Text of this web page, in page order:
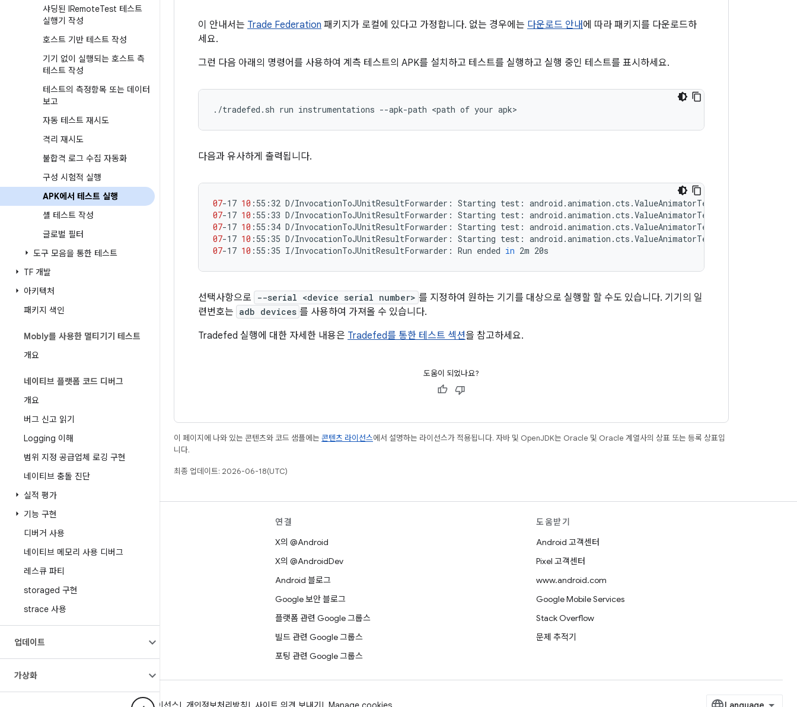
샤딩된 IRemoteTest 테스트
실행기 작성
호스트 기반 테스트 작성
기기 없이 실행되는 호스트 측
테스트 작성
테스트의 측정항목 또는 데이터
보고
자동 테스트 재시도
격리 재시도
불합격 로그 수집 자동화
구성 시험적 실행
APK에서 테스트 실행
셸 테스트 작성
글로벌 필터
도구 모음을 통한 테스트
TF 개발
아키텍처
패키지 색인
Mobly를 사용한 멀티기기 테스트
개요
네이티브 플랫폼 코드 디버그
개요
버그 신고 읽기
Logging 이해
범위 지정 공급업체 로깅 구현
네이티브 충돌 진단
실적 평가
기능 구현
디버거 사용
네이티브 메모리 사용 디버그
레스큐 파티
storaged 구현
strace 사용
업데이트
가상화
이 안내서는 Trade Federation 패키지가 로컬에 있다고 가정합니다. 없는 경우에는 다운로드 안내 에 따라 패키지를 다운로드하
세요.
그런 다음 아래의 명령어를 사용하여 계측 테스트의 APK를 설치하고 테스트를 실행하고 실행 중인 테스트를 표시하세요.
./tradefed.sh run instrumentations --apk-path <path of your
다음과 유사하게 출력됩니다.
07-17 10 :55:32 D/InvocationToJUnitResultForwarder: Starting test:
07-17 10 :55:33 D/InvocationToJUnitResultForwarder: Starting test:
07-17 10 :55:34 D/InvocationToJUnitResultForwarder: Starting test:
07-17 10 :55:35 D/InvocationToJUnitResultForwarder: Starting test:
07-17 10 :55:35 I/InvocationToJUnitResultForwarder: Run ended in 2m
선택사항으로 --serial <device serial number> 를 지정하여 원하는 기기를 대상으로 실행할 할 수도 있습니다. 기기의 일
련번호는 adb devices 를 사용하여 가져올 수 있습니다.
Tradefed 실행에 대한 자세한 내용은 Tradefed를 통한 테스트 섹션을 참고하세요.
도움이 되었나요?
이 페이지에 나와 있는 콘텐츠와 코드 샘플에는 콘텐츠 라이선스에서 설명하는 라이선스가 적용됩니다. 자바 및 OpenJDK는 Oracle 및 Oracle 계열사의 상표 또는 등록 상표입
니다.
최종 업데이트: 2026-06-18(UTC)
드라이버 바이너리
연결
X의 @Android
X의 @AndroidDev
Android 블로그
Google 보안 블로그
플랫폼 관련 Google 그룹스
빌드 관련 Google 그룹스
포팅 관련 Google 그룹스
도움받기
Android 고객센터
Pixel 고객센터
www.android.com
Google Mobile Services
Stack Overflow
문제 추적기